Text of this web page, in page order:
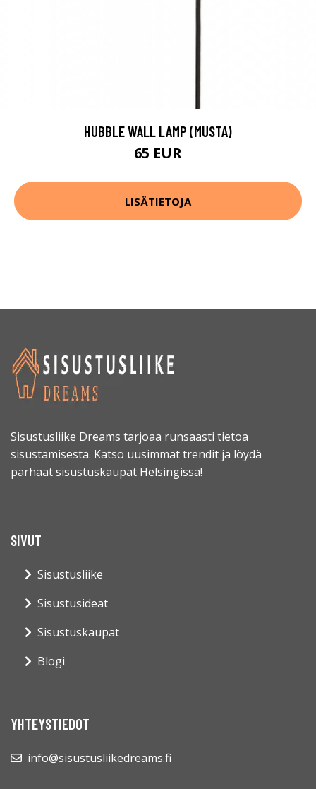
HUBBLE WALL LAMP (MUSTA)
65 EUR
LISÄTIETOJA
Sisustusliike Dreams tarjoaa runsaasti tietoa
sisustamisesta. Katso uusimmat trendit ja löydä
parhaat sisustuskaupat Helsingissä!
SIVUT
Sisustusliike
Sisustusideat
Sisustuskaupat
Blogi
YHTEYSTIEDOT
info@sisustusliikedreams.fi